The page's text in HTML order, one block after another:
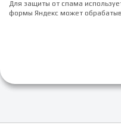
Для защиты от спама
формы Яндекс может